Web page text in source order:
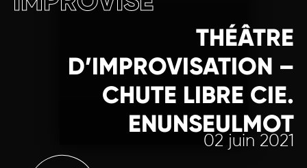
THÉÂTRE
D’IMPROVISATION –
CHUTE LIBRE CIE.
ENUNSEULMOT
02 juin 2021